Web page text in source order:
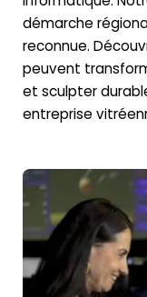
démarche
reconnue.
peuvent
et sculpter
entreprise